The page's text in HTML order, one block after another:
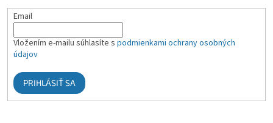
Email
Vložením e-mailu súhlasíte s podmienkami ochrany osobných
údajov
PRIHLÁSIŤ SA